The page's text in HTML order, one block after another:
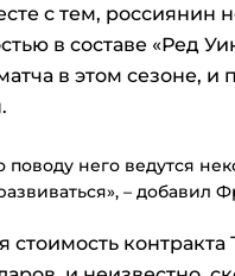
с тем, россиянин
в составе «Ред
матча в этом сезоне,
поводу него ведутся
– добавил
стоимость контракта